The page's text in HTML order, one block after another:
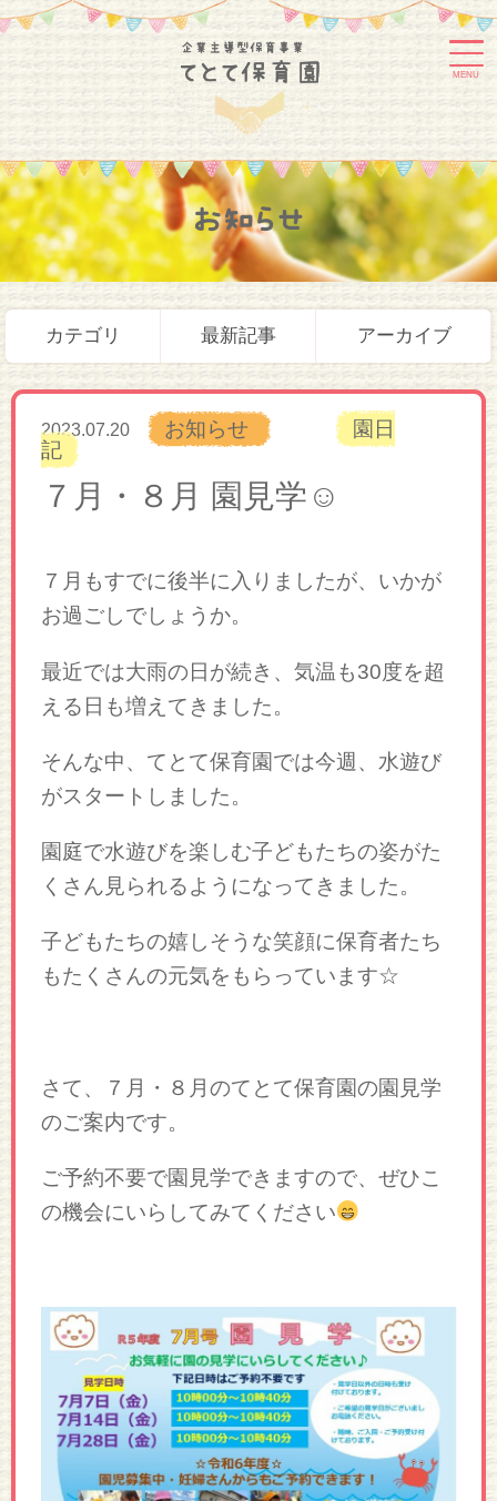
MENU
お知らせ
カテゴリ 最新記事 アーカイブ
2023.07.20 お知らせ
園日
記
７月・８月 園見学☺
７月もすでに後半に入りましたが、いかが
お過ごしでしょうか。
最近では大雨の日が続き、気温も30度を超
える日も増えてきました。
そんな中、てとて保育園では今週、水遊び
がスタートしました。
園庭で水遊びを楽しむ子どもたちの姿がた
くさん見られるようになってきました。
子どもたちの嬉しそうな笑顔に保育者たち
もたくさんの元気をもらっています☆
さて、７月・８月のてとて保育園の園見学
のご案内です。
ご予約不要で園見学できますので、ぜひこ
の機会にいらしてみてください